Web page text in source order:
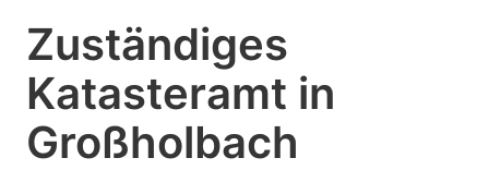
Zuständiges
Katasteramt in
Großholbach